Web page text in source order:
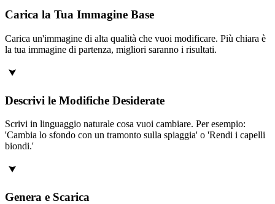
Carica la Tua Immagine Base
Carica un'immagine di alta qualità che vuoi modificare. Più chiara è
la tua immagine di partenza, migliori saranno i risultati.
Descrivi le Modifiche Desiderate
Scrivi in linguaggio naturale cosa vuoi cambiare. Per esempio:
'Cambia lo sfondo con un tramonto sulla spiaggia' o 'Rendi i capelli
biondi.'
Genera e Scarica